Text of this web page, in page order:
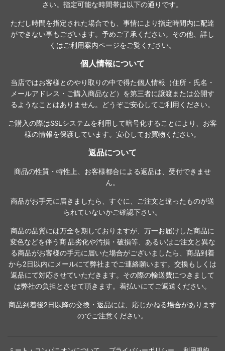
さい。指定可能な時間帯は以下の通りです。
ただし時間を指定された場合でも、事情により指定時間内に配達
ができない事もございます。予めご了承ください。その他、詳し
くはご利用案内ページをご覧ください。
個人情報について
当店ではお客様とのやり取りの中で得た個人情報（住所・氏名・
メールアドレス・ご購入商品など）を第三者に譲渡または公開す
るようなことはありません。どうぞご安心してご利用ください。
ご購入の際はSSLシステムを利用して暗号化することにより、お客
様の情報を保護しています。安心してお買物ください。
返品について
商品の性質・特性上、お客様都合による返品は、受付できませ
ん。
商品がお手元に届きましたら、すぐに、ご注文と違ったものが送
られていないかご確認下さい。
商品の品質には万全を期しておりますが、万一お届けした商品に
変色などを伴う商 品劣化や汚損・破損等、あるいはご注文と異な
る商品がお客様の手元に届いた場合がございましたら、商品到着
から2日以内にメールにて弊社までご連絡願います。交換もしくは
返品にて対応させていただきます。その際の輸送費につきまして
は弊社の負担とさせて頂きます。着払いにてご返送ください。
商品到着後2日以降の交換・返品には、応じかねる場合があります
のでご注意ください。